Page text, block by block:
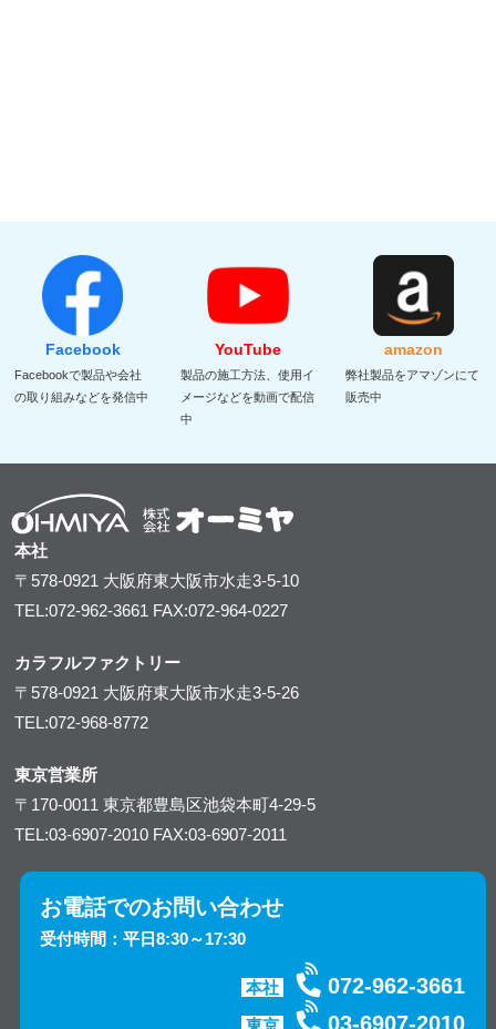
Facebook
Facebookで製品や会社
の取り組みなどを発信中
YouTube
製品の施工方法、使用イ
メージなどを動画で配信
中
amazon
弊社製品をアマゾンにて
販売中
本社
〒578-0921 大阪府東大阪市水走3-5-10
TEL:072-962-3661 FAX:072-964-0227
カラフルファクトリー
〒578-0921 大阪府東大阪市水走3-5-26
TEL:072-968-8772
東京営業所
〒170-0011東京都豊島区池袋本町4-29-5
TEL:03-6907-2010 FAX:03-6907-2011
お電話でのお問い合わせ
受付時間：平日8:30～17:30
本社 072-962-3661
東京 03-6907-2010